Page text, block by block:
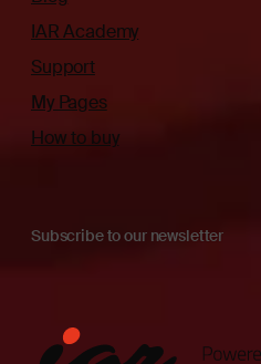
IAR Academy
Support
My Pages
How to buy
Subscribe to our newsletter